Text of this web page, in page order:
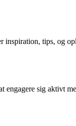
tips, og
sig aktivt